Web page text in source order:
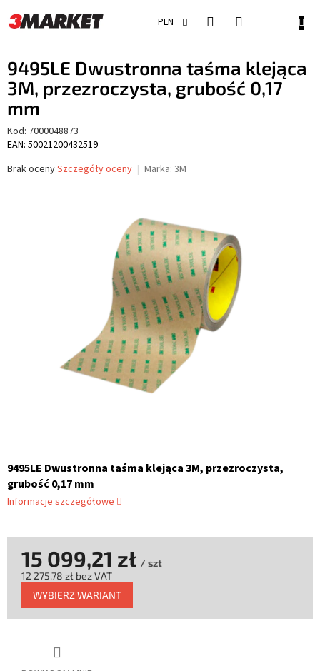
do
treści
PLN
9495LE Dwustronna taśma klejąca
3M, przezroczysta, grubość 0,17
mm
Kod: 7000048873
EAN: 50021200432519
Średnia
Brak ocenySzczegóły oceny Marka: 3M
9495LE Dwustronna taśma klejąca 3M, przezroczysta,
grubość 0,17 mm
Informacje szczegółowe
15 099,21 zł / szt
12 275,78 zł bez VAT
Cena
jednostkowa:
WYBIERZ WARIANT